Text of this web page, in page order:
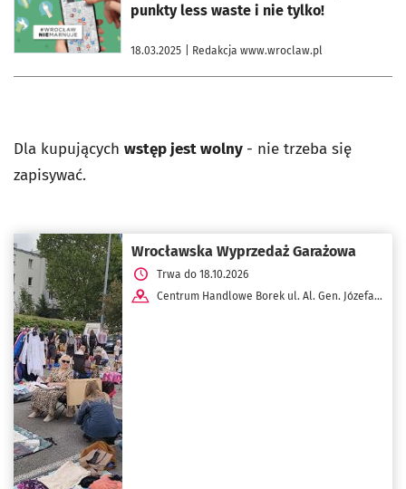
punkty less waste i nie tylko!
18.03.2025 | Redakcja www.wroclaw.pl
Dla kupujących wstęp jest wolny - nie trzeba się
zapisywać.
Wrocławska Wyprzedaż Garażowa
Trwa do 18.10.2026
Centrum Handlowe Borek ul. Al. Gen. Józefa